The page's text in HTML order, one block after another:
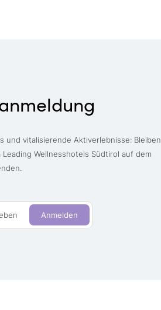
und vitalisierende Aktiverlebnisse: Bleiben
Wellnesshotels Südtirol auf dem
Anmelden